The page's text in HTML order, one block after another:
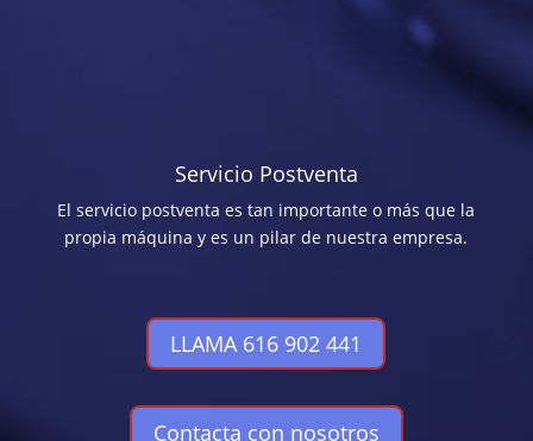
Servicio Postventa
El servicio postventa es tan importante o más que la
propia máquina y es un pilar de nuestra empresa.
LLAMA 616 902 441
Contacta con nosotros